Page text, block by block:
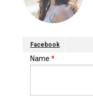
Facebook
Name *